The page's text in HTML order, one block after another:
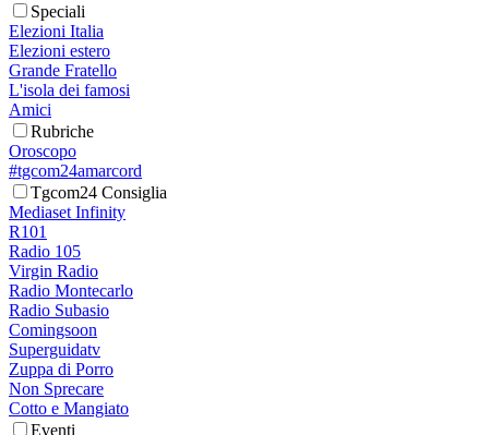
Speciali
Elezioni Italia
Elezioni estero
Grande Fratello
L'isola dei famosi
Amici
Rubriche
Oroscopo
#tgcom24amarcord
Tgcom24 Consiglia
Mediaset Infinity
R101
Radio 105
Virgin Radio
Radio Montecarlo
Radio Subasio
Comingsoon
Superguidatv
Zuppa di Porro
Non Sprecare
Cotto e Mangiato
Eventi